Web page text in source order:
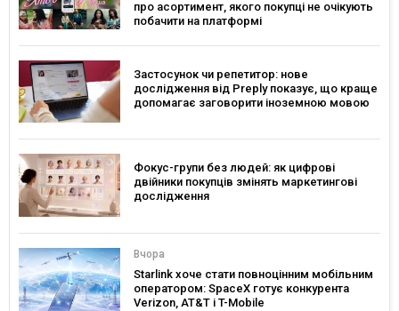
про асортимент, якого покупці не очікують
побачити на платформі
Застосунок чи репетитор: нове
дослідження від Preply показує, що краще
допомагає заговорити іноземною мовою
Фокус-групи без людей: як цифрові
двійники покупців змінять маркетингові
дослідження
Вчора
Starlink хоче стати повноцінним мобільним
оператором: SpaceX готує конкурента
Verizon, AT&T і T-Mobile